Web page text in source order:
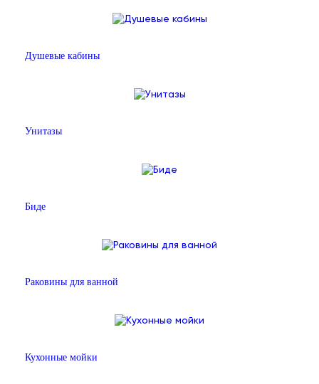
Душевые кабины
Унитазы
Биде
Раковины для ванной
Кухонные мойки